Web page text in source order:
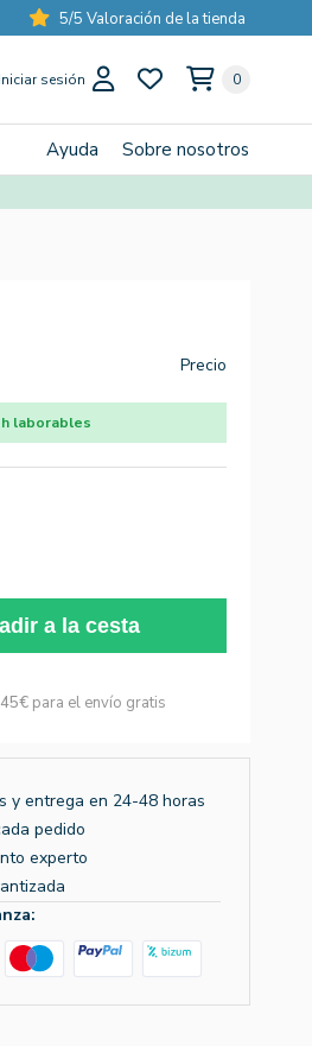
5/5 Valoración de la tienda
Iniciar sesión 0
Ayuda Sobre nosotros
Precio
h laborables
a la cesta
45€ para el envío gratis
y entrega en 24-48 horas
pedido
experto